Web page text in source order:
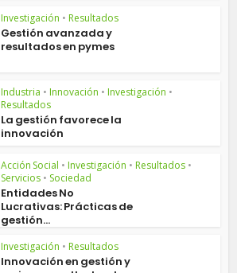
Investigación • Resultados
Gestión avanzada y
resultados en pymes
Industria • Innovación • Investigación •
Resultados
La gestión favorece la
innovación
Acción Social • Investigación • Resultados •
Servicios • Sociedad
Entidades No
Lucrativas: Prácticas de
gestión...
Investigación • Resultados
Innovación en gestión y